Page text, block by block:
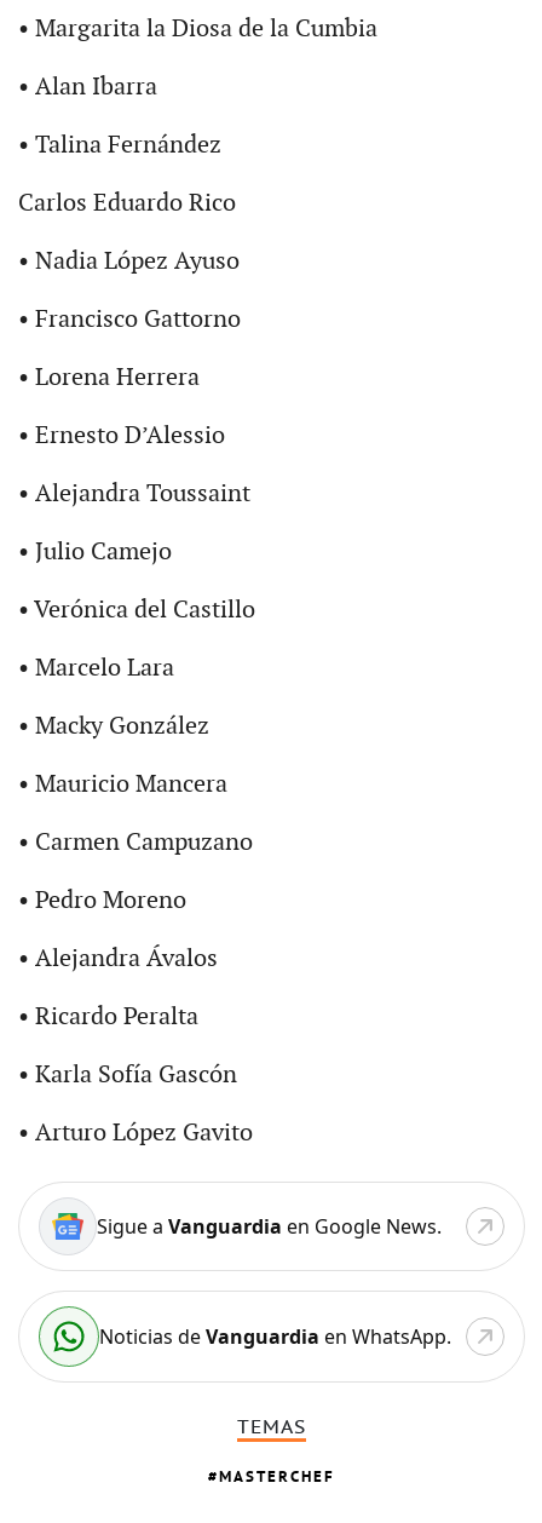
• Margarita la Diosa de la Cumbia
• Alan Ibarra
• Talina Fernández
Carlos Eduardo Rico
• Nadia López Ayuso
• Francisco Gattorno
• Lorena Herrera
• Ernesto D’Alessio
• Alejandra Toussaint
• Julio Camejo
• Verónica del Castillo
• Marcelo Lara
• Macky González
• Mauricio Mancera
• Carmen Campuzano
• Pedro Moreno
• Alejandra Ávalos
• Ricardo Peralta
• Karla Sofía Gascón
• Arturo López Gavito
Sigue a Vanguardia en Google News.
Noticias deVanguardia en WhatsApp.
TEMAS
MASTERCHEF